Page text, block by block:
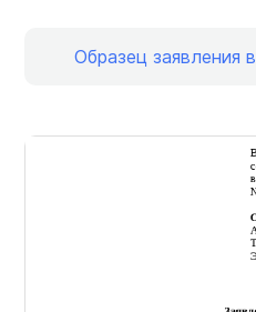
Образец заявления